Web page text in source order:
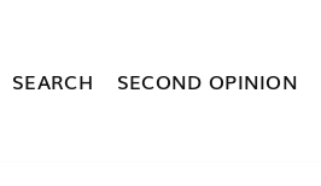
SEARCH SECOND OPINION